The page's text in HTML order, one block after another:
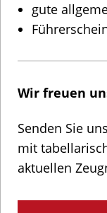
gute
Wir freuen
Senden Sie
mit
aktuellen